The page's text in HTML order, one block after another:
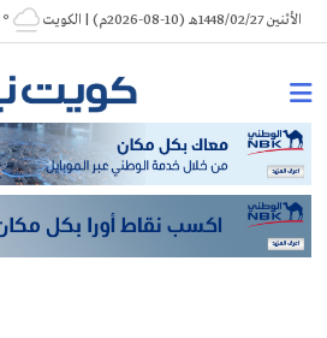
Skip
to
الأثنين 1448/02/27هـ (10-08-2026م) | الكويت ° 34.2